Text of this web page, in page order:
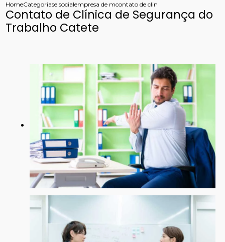
HomeCategoriase socialempresa de medicina do trabalho
contato de clinica de seguranca do
Contato de Clínica de Segurança do
Trabalho Catete